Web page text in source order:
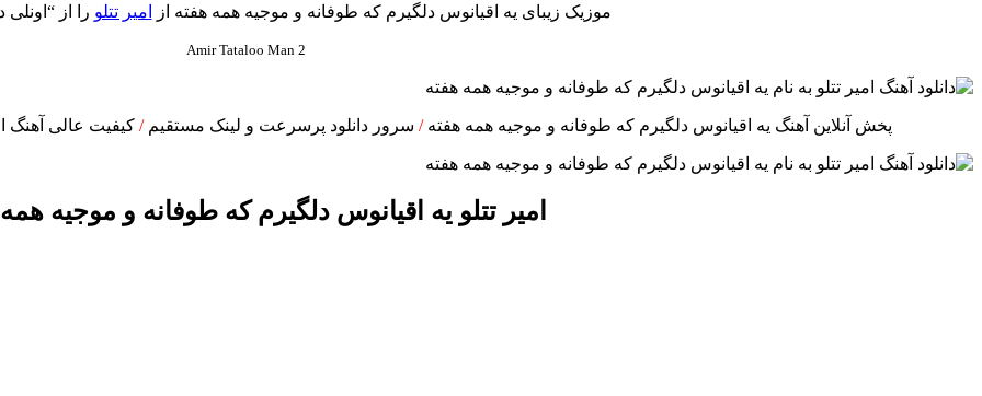
موزیک زیبای يه اقيانوس دلگيرم كه طوفانه و موجيه همه هفته از امیر تتلو را از “اونلی
Amir Tataloo Man 2
پخش آنلاین آهنگ يه اقيانوس دلگيرم كه طوفانه و موجيه همه هفته/ سرور دانلود پرسرعت و لینک مستقیم/ کیفیت عالی آهنگ
امیر تتلو يه اقيانوس دلگيرم كه طوفانه و موجيه